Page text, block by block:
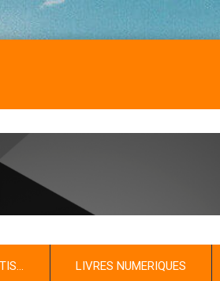
LIVRES NUMERIQUES